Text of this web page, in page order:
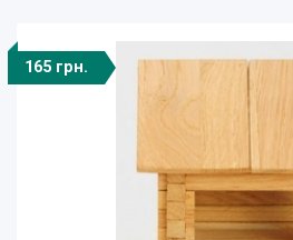
165 грн.